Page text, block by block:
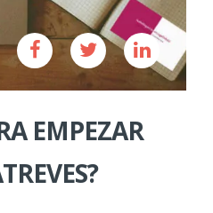
EMPEZAR